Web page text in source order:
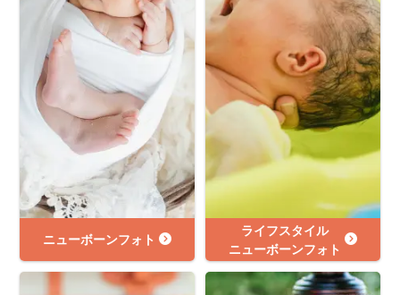
ニューボーンフォト
ライフスタイル
ニューボーンフォト